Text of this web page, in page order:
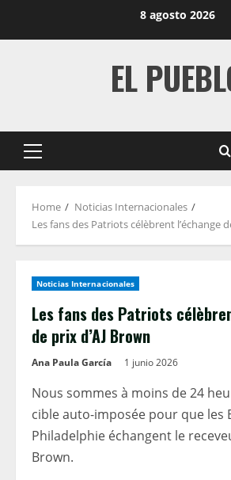
8 agosto 2026
EL
Primary
Home
Noticias Internacionales
Les fans des Patriots célèbrent l’échange
Noticias Internacionales
Les fans des Patriots
de prix d’AJ Brown
Ana Paula García 1 junio 2026
Nous sommes à moins de 24
cible auto-imposée pour que les
Philadelphie échangent le
Brown.